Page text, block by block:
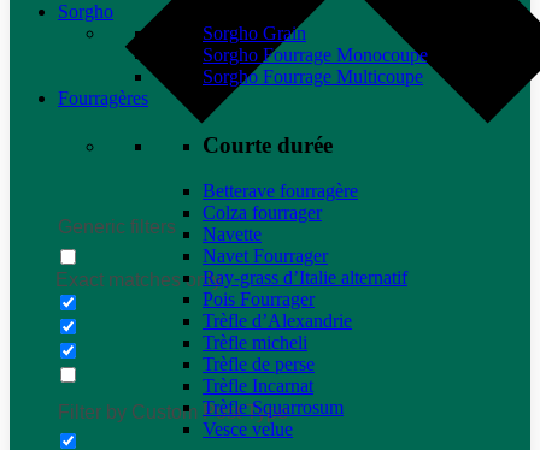
Generic filters
Exact matches only
Filter by Custom Post Type
Sorgho
Sorgho Grain
Sorgho Fourrage Monocoupe
Sorgho Fourrage Multicoupe
Fourragères
Courte durée
Betterave fourragère
Colza fourrager
Navette
Navet Fourrager
Ray-grass d’Italie alternatif
Pois Fourrager
Trèfle d’Alexandrie
Trèfle micheli
Trèfle de perse
Trèfle Incarnat
Trèfle Squarrosum
Vesce velue